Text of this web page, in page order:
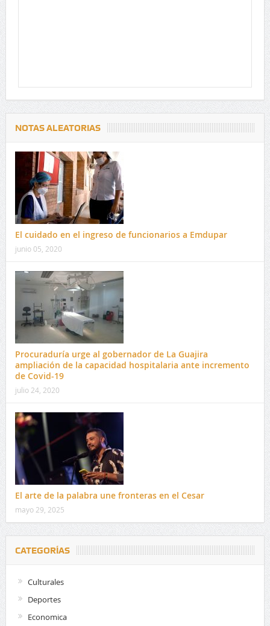
NOTAS ALEATORIAS
El cuidado en el ingreso de funcionarios a Emdupar
junio 05, 2020
Procuraduría urge al gobernador de La Guajira
ampliación de la capacidad hospitalaria ante incremento
de Covid-19
julio 24, 2020
El arte de la palabra une fronteras en el Cesar
mayo 29, 2025
CATEGORÍAS
Culturales
Deportes
Economica